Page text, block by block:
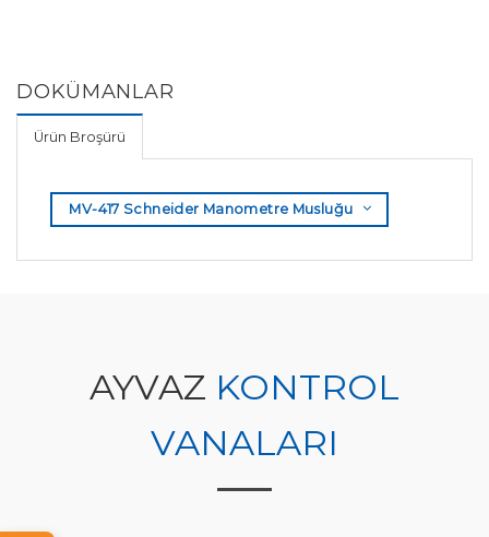
DOKÜMANLAR
Ürün Broşürü
MV-417 Schneider Manometre Musluğu
AYVAZ KONTROL
VANALARI